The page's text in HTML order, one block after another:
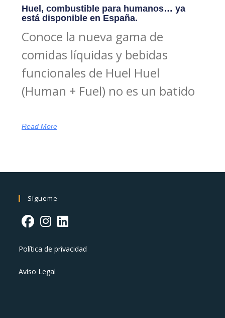
Huel, combustible para humanos… ya
está disponible en España.
Conoce la nueva gama de
comidas líquidas y bebidas
funcionales de Huel Huel
(Human + Fuel) no es un batido
Read More
Sígueme
Política de privacidad
Aviso Legal